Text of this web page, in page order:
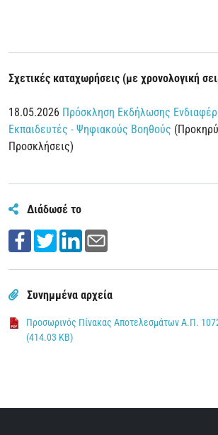
Σχετικές καταχωρήσεις (με χρονολογική
18.05.2026 Πρόσκληση Εκδήλωσης
Εκπαιδευτές - Ψηφιακούς Βοηθούς
Προσκλήσεις)
Διάδωσέ το
Συνημμένα αρχεία
Προσωρινός Πίνακας Αποτελεσμάτων Α.Π.
(414.03 KB)